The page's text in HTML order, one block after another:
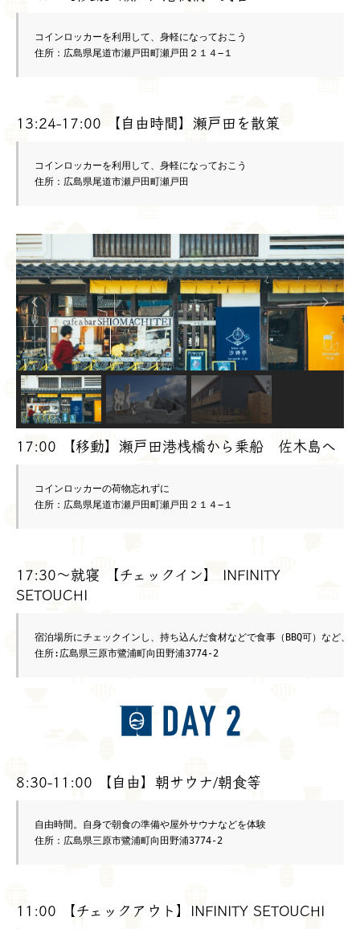
コインロッカーを利用して、身軽になっておこう
住所：広島県尾道市瀬戸田町瀬戸田２１４−１
13:24-17:00 【自由時間】瀬戸田を散策
コインロッカーを利用して、身軽になっておこう
住所：広島県尾道市瀬戸田町瀬戸田
17:00 【移動】瀬戸田港桟橋から乗船 佐木島へ
コインロッカーの荷物忘れずに
住所：広島県尾道市瀬戸田町瀬戸田２１４−１
17:30～就寝 【チェックイン】 INFINITY
SETOUCHI
宿泊場所にチェックインし、持ち込んだ食材などで食事（BBQ可）など、
住所:広島県三原市鷺浦町向田野浦3774-2
8:30-11:00 【自由】朝サウナ/朝食等
自由時間。自身で朝食の準備や屋外サウナなどを体験
住所：広島県三原市鷺浦町向田野浦3774-2
11:00 【チェックアウト】INFINITY SETOUCHI